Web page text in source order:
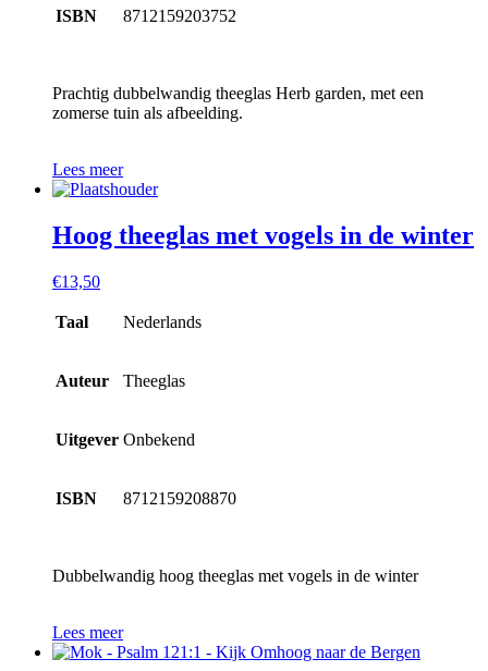
ISBN 8712159203752
Prachtig dubbelwandig theeglas Herb garden, met een
zomerse tuin als afbeelding.
Lees meer
Hoog theeglas met vogels in de winter
€13,50
Taal Nederlands
Auteur Theeglas
Uitgever Onbekend
ISBN 8712159208870
Dubbelwandig hoog theeglas met vogels in de winter
Lees meer